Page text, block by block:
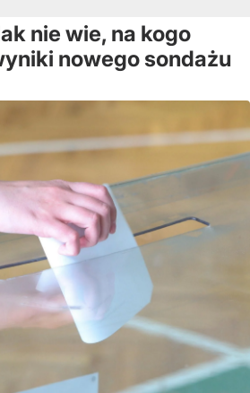
nie wie, na kogo
nowego sondażu